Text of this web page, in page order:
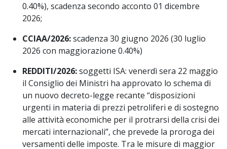
0.40%), scadenza secondo acconto 01 dicembre
2026;
CCIAA/2026:scadenza 30 giugno 2026 (30 luglio
2026 con maggiorazione 0.40%)
REDDITI/2026:soggetti ISA: venerdì sera 22 maggio
il Consiglio dei Ministri ha approvato lo schema di
un nuovo decreto-legge recante “disposizioni
urgenti in materia di prezzi petroliferi e di sostegno
alle attività economiche per il protrarsi della crisi dei
mercati internazionali”, che prevede la proroga dei
versamenti delle imposte. Tra le misure di maggior